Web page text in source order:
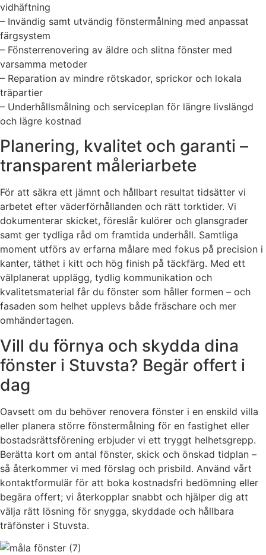
vidhäftning
– Invändig samt utvändig fönstermålning med anpassat
färgsystem
– Fönsterrenovering av äldre och slitna fönster med
varsamma metoder
– Reparation av mindre rötskador, sprickor och lokala
träpartier
– Underhållsmålning och serviceplan för längre livslängd
och lägre kostnad
Planering, kvalitet och garanti –
transparent måleriarbete
För att säkra ett jämnt och hållbart resultat tidsätter vi
arbetet efter väderförhållanden och rätt torktider. Vi
dokumenterar skicket, föreslår kulörer och glansgrader
samt ger tydliga råd om framtida underhåll. Samtliga
moment utförs av erfarna målare med fokus på precision i
kanter, täthet i kitt och hög finish på täckfärg. Med ett
välplanerat upplägg, tydlig kommunikation och
kvalitetsmaterial får du fönster som håller formen – och
fasaden som helhet upplevs både fräschare och mer
omhändertagen.
Vill du förnya och skydda dina
fönster i Stuvsta? Begär offert i
dag
Oavsett om du behöver renovera fönster i en enskild villa
eller planera större fönstermålning för en fastighet eller
bostadsrättsförening erbjuder vi ett tryggt helhetsgrepp.
Berätta kort om antal fönster, skick och önskad tidplan –
så återkommer vi med förslag och prisbild. Använd vårt
kontaktformulär för att boka kostnadsfri bedömning eller
begära offert; vi återkopplar snabbt och hjälper dig att
välja rätt lösning för snygga, skyddade och hållbara
träfönster i Stuvsta.